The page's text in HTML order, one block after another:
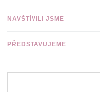
NAVŠTÍVILI JSME
PŘEDSTAVUJEME